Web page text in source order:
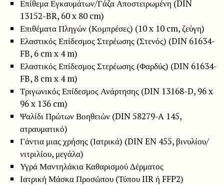
Επίθεμα Εγκαυμάτων/Γάζα Αποστειρωμένη (DIN
13152-BR, 60 x 80 cm)
Επιθέματα Πληγών (Κομπρέσες) (10 x 10 cm, ζεύγη)
Ελαστικός Επίδεσμος Στερέωσης (Στενός) (DIN 61634-
FB, 6 cm x 4 m)
Ελαστικός Επίδεσμος Στερέωσης (Φαρδύς) (DIN 61634-
FB, 8 cm x 4 m)
Τριγωνικός Επίδεσμος Ανάρτησης (DIN 13168-D, 96 x
96 x 136 cm)
Ψαλίδι Πρώτων Βοηθειών (DIN 58279-A 145,
ατραυματικό)
Γάντια μιας χρήσης (Ιατρικά) (DIN EN 455, βινυλίου/
νιτριλίου, μεγάλα)
Υγρά Μαντηλάκια Καθαρισμού Δέρματος
Ιατρική Μάσκα Προσώπου (Τύπου IIR ή FFP2)